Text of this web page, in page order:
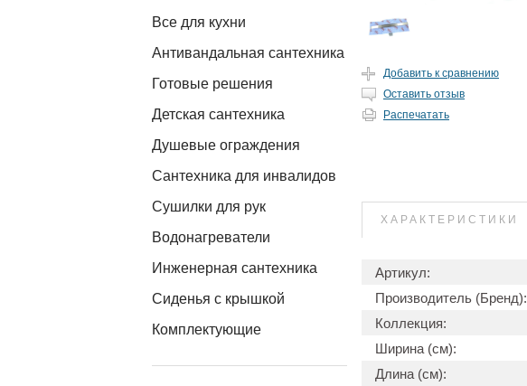
Все для кухни
Антивандальная сантехника
Готовые решения
Детская сантехника
Душевые ограждения
Сантехника для инвалидов
Сушилки для рук
Водонагреватели
Инженерная сантехника
Сиденья с крышкой
Комплектующие
Добавить к сравнению
Оставить отзыв
Распечатать
ХАРАКТЕРИСТИКИ
Артикул:
Производитель (Бренд):
Коллекция:
Ширина (см):
Длина (см):